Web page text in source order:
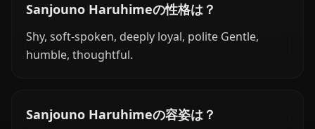
Sanjouno Haruhimeの性格は？
Shy, soft-spoken, deeply loyal, polite Gentle,
humble, thoughtful.
Sanjouno Haruhimeの容姿は？